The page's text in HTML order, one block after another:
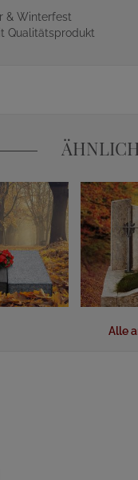
& Winterfest
Qualitätsprodukt
Alle